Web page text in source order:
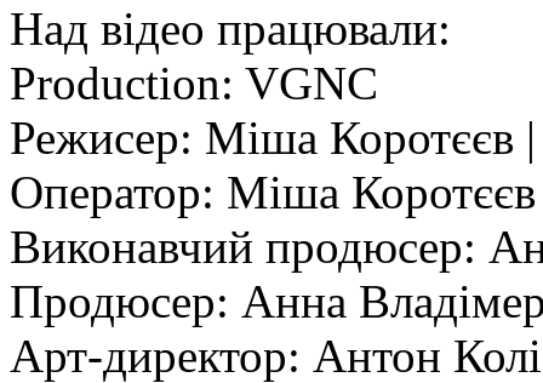
Над відео працювали:
Production: VGNC
Режисер: Міша Коротєєв
Оператор: Міша
Виконавчий продюсер:
Продюсер: Анна
Арт-директор: Антон